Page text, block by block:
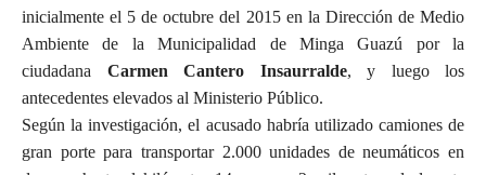
inicialmente el 5 de octubre del 2015 en la Dirección de Medio
Ambiente de la Municipalidad de Minga Guazú por la
ciudadana Carmen Cantero Insaurralde, y luego los
antecedentes elevados al Ministerio Público.
Según la investigación, el acusado habría utilizado camiones de
gran porte para transportar 2.000 unidades de neumáticos en